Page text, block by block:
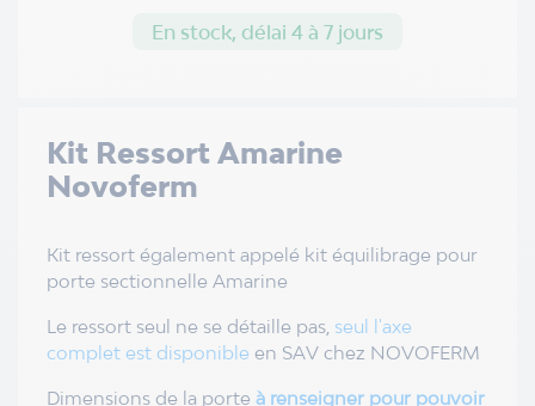
Kit Ressort Amarine
Novoferm
Kit ressort également appelé kit équilibrage pour
porte sectionnelle Amarine
Le ressort seul ne se détaille pas, seul l'axe
complet est disponible en SAV chez NOVOFERM
Dimensions de la porte à renseigner pour pouvoir
En stock, délai 4 à 7 jours